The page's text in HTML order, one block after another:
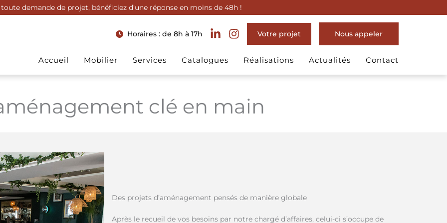
demande de projet, bénéficiez d’une réponse en moins de 48h !
Accueil Mobilier Services Catalogues Réalisations Actualités Contact
Horaires : de 8h à 17h Votre projet Nous appeler
clé en main
Des projets d’aménagement pensés de manière globale
Après le recueil de vos besoins par notre chargé d’affaires, celui-ci s’occupe de